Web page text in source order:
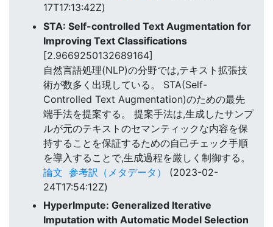
17T17:13:42Z)
STA: Self-controlled Text Augmentation for
Improving Text Classifications
[2.9669250132689164]
自然言語処理(NLP)の分野では,テキスト拡張技
術が数多く出現している。 STA(Self-
Controlled Text Augmentation)のための最先
端手法を提案する。 提案手法は,生成したサンプ
ルが元のテキストのセマンティックな内容を保
持することを保証するための自己チェック手順
を導入することで,生成過程を厳しく制御する。
論文 参考訳（メタデータ）
(2023-02-
24T17:54:12Z)
HyperImpute: Generalized Iterative
Imputation with Automatic Model Selection